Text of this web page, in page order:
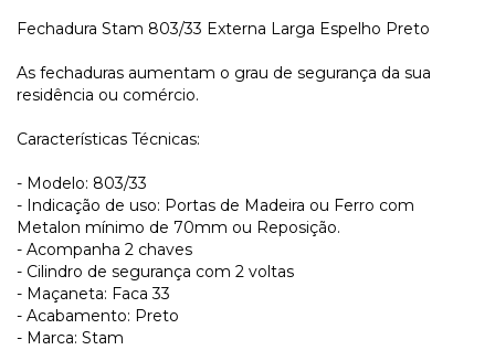
Fechadura Stam 803/33 Externa Larga Espelho Preto
As fechaduras aumentam o grau de segurança da sua
residência ou comércio.
Características Técnicas:
- Modelo: 803/33
- Indicação de uso: Portas de Madeira ou Ferro com
Metalon mínimo de 70mm ou Reposição.
- Acompanha 2 chaves
- Cilindro de segurança com 2 voltas
- Maçaneta: Faca 33
- Acabamento: Preto
- Marca: Stam